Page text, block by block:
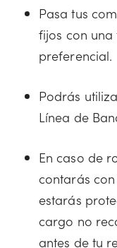
Pasa tus
fijos con una
preferencial.
Podrás
Línea de
En caso de
contarás
estarás
cargo no
antes de tu